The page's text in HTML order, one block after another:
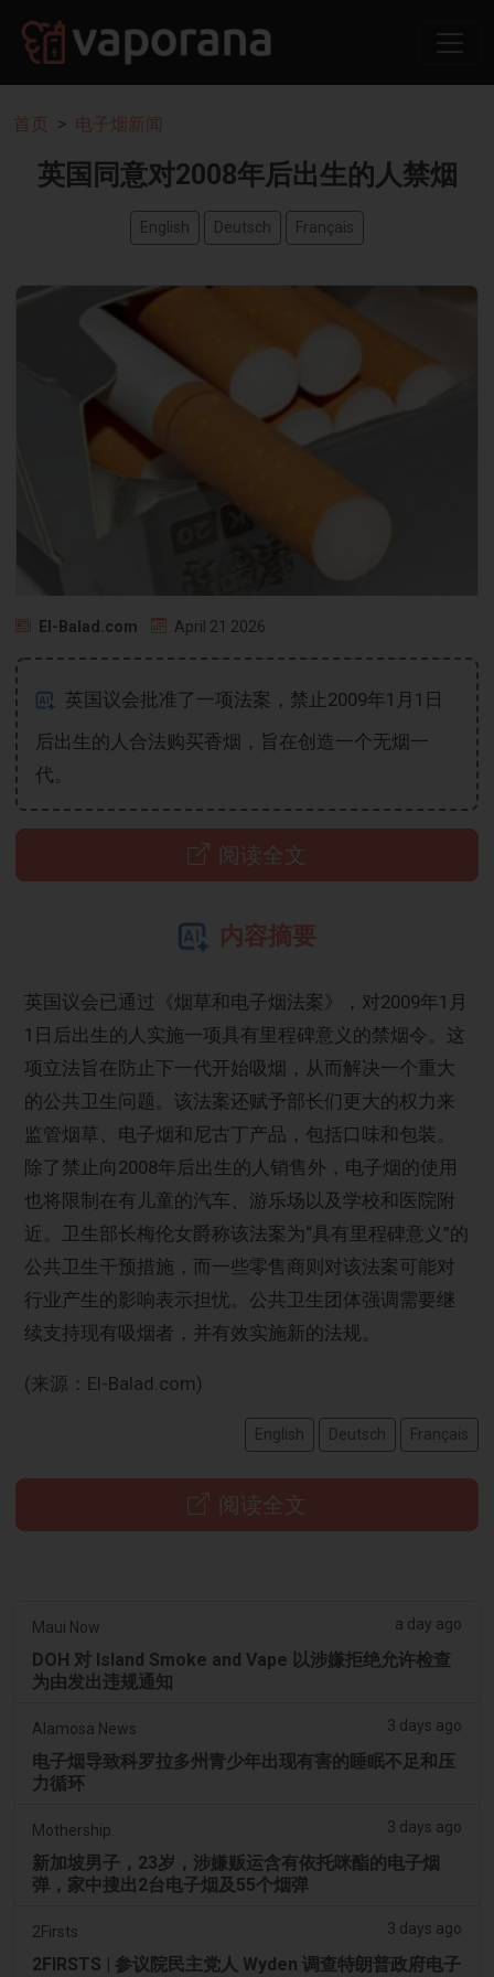
首页 电子烟新闻
英国同意对2008年后出生的人禁烟
English Deutsch Français
El-Balad.com April 21 2026
英国议会批准了一项法案，禁止2009年1月1日
后出生的人合法购买香烟，旨在创造一个无烟一
代。
阅读全文
内容摘要
英国议会已通过《烟草和电子烟法案》，对2009年1月
1日后出生的人实施一项具有里程碑意义的禁烟令。这
项立法旨在防止下一代开始吸烟，从而解决一个重大
的公共卫生问题。该法案还赋予部长们更大的权力来
监管烟草、电子烟和尼古丁产品，包括口味和包装。
除了禁止向2008年后出生的人销售外，电子烟的使用
也将限制在有儿童的汽车、游乐场以及学校和医院附
近。卫生部长梅伦女爵称该法案为“具有里程碑意义”的
公共卫生干预措施，而一些零售商则对该法案可能对
行业产生的影响表示担忧。公共卫生团体强调需要继
续支持现有吸烟者，并有效实施新的法规。
(来源：El-Balad.com)
English Deutsch Français
阅读全文
Maui Now a day ago
DOH 对 Island Smoke and Vape 以涉嫌拒绝允许检查
为由发出违规通知
Alamosa News 3 days ago
电子烟导致科罗拉多州青少年出现有害的睡眠不足和压
力循环
Mothership. 3 days ago
新加坡男子，23岁，涉嫌贩运含有依托咪酯的电子烟
弹，家中搜出2台电子烟及55个烟弹
2Firsts 3 days ago
2FIRSTS | 参议院民主党人 Wyden 调查特朗普政府电子